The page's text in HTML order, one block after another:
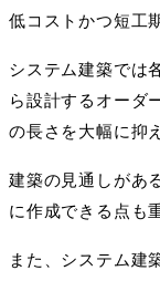
低コストかつ短工
システム建築では
ら設計するオーダ
の長さを大幅に抑
建築の見通しがあ
に作成できる点も
また、システム建